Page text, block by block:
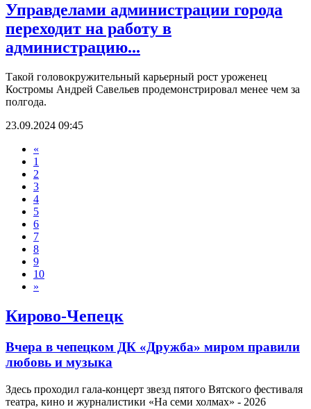
Управделами администрации города
переходит на работу в
администрацию...
Такой головокружительный карьерный рост уроженец
Костромы Андрей Савельев продемонстрировал менее чем за
полгода.
23.09.2024 09:45
«
1
2
3
4
5
6
7
8
9
10
»
Кирово-Чепецк
Вчера в чепецком ДК «Дружба» миром правили
любовь и музыка
Здесь проходил гала-концерт звезд пятого Вятского фестиваля
театра, кино и журналистики «На семи холмах» - 2026